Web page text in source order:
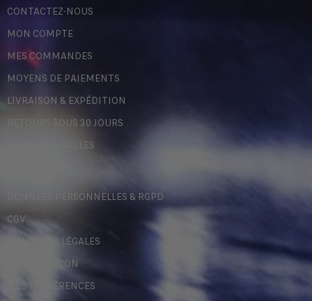
CONTACTEZ-NOUS
MON COMPTE
MES COMMANDES
MOYENS DE PAIEMENTS
LIVRAISON & EXPÉDITION
RETOURS SOUS 30 JOURS
GUIDE DES TAILLES
DONNÉES PERSONNELLES & RGPD
CGV
MENTIONS LÉGALES
CONTREFAÇON
MES PRÉFÉRENCES